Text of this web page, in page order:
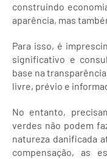
construindo
aparência, mas
Para isso, é
significativo e
base na
livre, prévio e
No entanto,
verdes não podem
natureza danificada
compensação, as